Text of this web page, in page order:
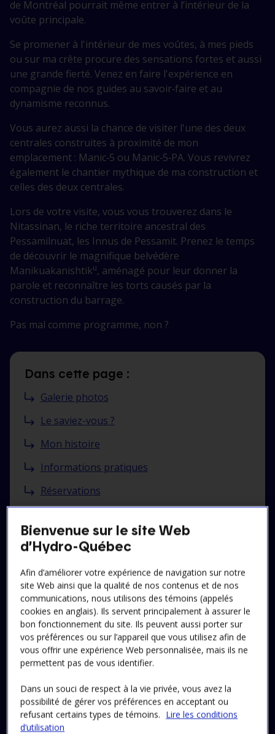
de Montréal pourrait même entrer à l’intérieur de la
voûte principale.
Se promener à l'intérieur de mes voûtes, à mes pieds
ou sur ma crête procure des sensations fortes et aussi
une grande fierté. Venez en faire l'expérience en
compagnie de nos guides au savoir‑faire et au
dynamisme reconnus.
Vous aurez aussi la chance de visiter l'une des deux
centrales construites à proximité de mon
emplacement : Manic‑5 ou Manic‑5‑PA. Vous revivrez
également le chantier mythique de ma construction et
celles des deux centrales.
Lors de votre visite, vous vous trouverez dans le
Nitassinan, le riche territoire ancestral des
Pessamilnuat, les Innus de Pessamit. Prenez le temps
de découvrir le magnifique belvédère
Manikuakanishtiku, aménagé pour leur donner la
parole et reconnaître les torts causés par la
construction du barrage.
Pas mal comme programme, non ?
Dans cette page :
Galerie photos
Le saviez-vous ?
Mon histoire
Informations pratiques
Réservations
Visites scolaires :
Consultez notre offre et
réservez ici
Plein les yeux !
Obtenez dès maintenant un avant‑goût en images de
Bienvenue sur le site Web
d’Hydro-Québec
Afin d’améliorer votre expérience de navigation sur notre
site Web ainsi que la qualité de nos contenus et de nos
communications, nous utilisons des témoins (appelés
cookies en anglais). Ils servent principalement à assurer le
bon fonctionnement du site. Ils peuvent aussi porter sur
vos préférences ou sur l’appareil que vous utilisez afin de
vous offrir une expérience Web personnalisée, mais ils ne
permettent pas de vous identifier.
Dans un souci de respect à la vie privée, vous avez la
possibilité de gérer vos préférences en acceptant ou
refusant certains types de témoins. Lire les conditions
d’utilisation